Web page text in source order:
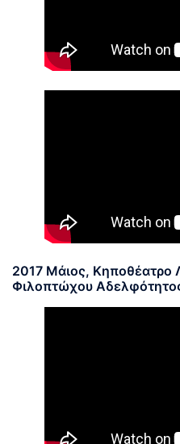
2017 Μάιος, Κηποθέατρο
Φιλοπτώχου